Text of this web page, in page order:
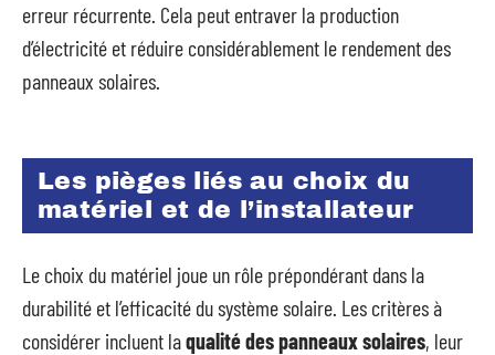
erreur récurrente. Cela peut entraver la production
d’électricité et réduire considérablement le rendement des
panneaux solaires.
Les pièges liés au choix du
matériel et de l’installateur
Le choix du matériel joue un rôle prépondérant dans la
durabilité et l’efficacité du système solaire. Les critères à
considérer incluent laqualité des panneaux solaires, leur